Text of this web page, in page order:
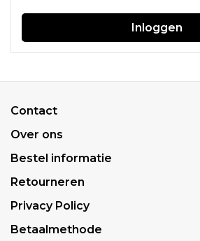
Inloggen
Contact
Over ons
Bestel informatie
Retourneren
Privacy Policy
Betaalmethode